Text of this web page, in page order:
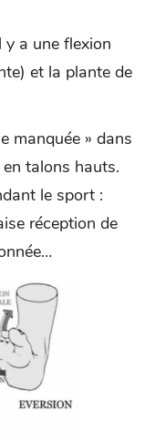
y a une flexion
et la plante de
manquée » dans
talons hauts.
le sport :
réception de